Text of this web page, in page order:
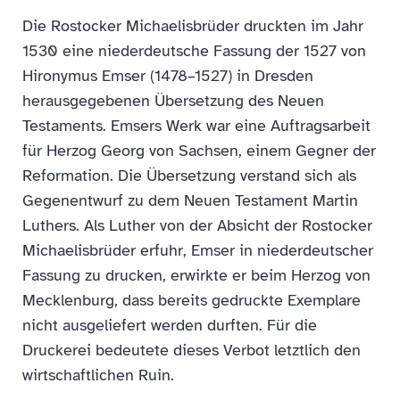
Die Rostocker Michaelisbrüder druckten im Jahr
1530 eine niederdeutsche Fassung der 1527 von
Hironymus Emser (1478–1527) in Dresden
herausgegebenen Übersetzung des Neuen
Testaments. Emsers Werk war eine Auftragsarbeit
für Herzog Georg von Sachsen, einem Gegner der
Reformation. Die Übersetzung verstand sich als
Gegenentwurf zu dem Neuen Testament Martin
Luthers. Als Luther von der Absicht der Rostocker
Michaelisbrüder erfuhr, Emser in niederdeutscher
Fassung zu drucken, erwirkte er beim Herzog von
Mecklenburg, dass bereits gedruckte Exemplare
nicht ausgeliefert werden durften. Für die
Druckerei bedeutete dieses Verbot letztlich den
wirtschaftlichen Ruin.